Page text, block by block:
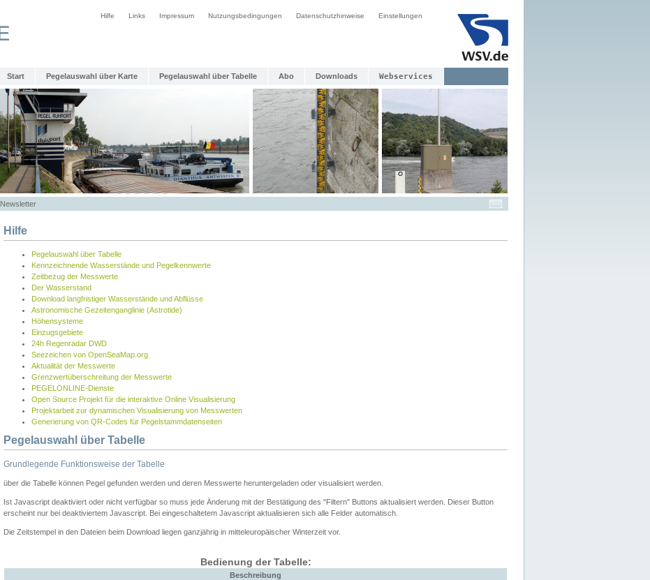
Hilfe Links Impressum Nutzungsbedingungen Datenschutzhinweise Einstellungen
Start Pegelauswahl über Karte Pegelauswahl über Tabelle Abo Downloads Webservices
Newsletter
Hilfe
Pegelauswahl über Tabelle
Kennzeichnende Wasserstände und Pegelkennwerte
Zeitbezug der Messwerte
Der Wasserstand
Download langfristiger Wasserstände und Abflüsse
Astronomische Gezeitenganglinie (Astrotide)
Höhensysteme
Einzugsgebiete
24h Regenradar DWD
Seezeichen von OpenSeaMap.org
Aktualität der Messwerte
Grenzwertüberschreitung der Messwerte
PEGELONLINE-Dienste
Open Source Projekt für die interaktive Online Visualisierung
Projektarbeit zur dynamischen Visualisierung von Messwerten
Generierung von QR-Codes für Pegelstammdatenseiten
Pegelauswahl über Tabelle
Grundlegende Funktionsweise der Tabelle
über die Tabelle können Pegel gefunden werden und deren Messwerte heruntergeladen oder visualisiert werden.
Ist Javascript deaktiviert oder nicht verfügbar so muss jede Änderung mit der Bestätigung des "Filtern" Buttons aktualisiert werden. Dieser Button
erscheint nur bei deaktiviertem Javascript. Bei eingeschaltetem Javascript aktualisieren sich alle Felder automatisch.
Die Zeitstempel in den Dateien beim Download liegen ganzjährig in mitteleuropäischer Winterzeit vor.
Bedienung der Tabelle:
Beschreibung